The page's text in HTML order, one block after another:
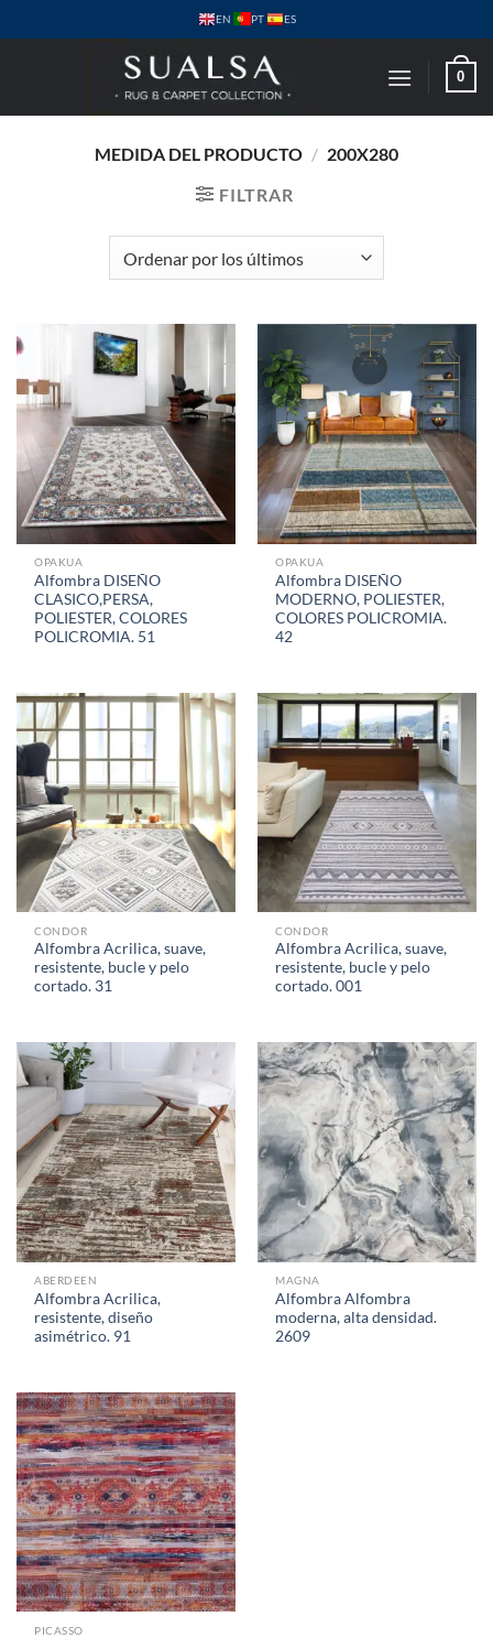
al
EN PT ES
0
MEDIDA DEL PRODUCTO / 200X280
FILTRAR
OPAKUA
Alfombra DISEÑO
CLASICO,PERSA,
POLIESTER, COLORES
POLICROMIA. 51
OPAKUA
Alfombra DISEÑO
MODERNO, POLIESTER,
COLORES POLICROMIA.
42
CONDOR
Alfombra Acrilica, suave,
resistente, bucle y pelo
cortado. 31
CONDOR
Alfombra Acrilica, suave,
resistente, bucle y pelo
cortado. 001
ABERDEEN
Alfombra Acrilica,
resistente, diseño
asimétrico. 91
MAGNA
Alfombra Alfombra
moderna, alta densidad.
2609
PICASSO